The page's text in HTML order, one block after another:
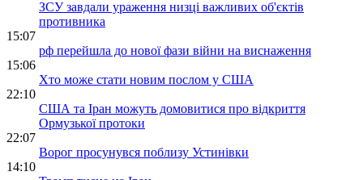
ЗСУ завдали ураження низці важливих об'єктів
противника
15:07
рф перейшла до нової фази війни на виснаження
15:06
Хто може стати новим послом у США
22:10
США та Іран можуть домовитися про відкриття
Ормузької протоки
22:07
Ворог просунувся поблизу Устинівки
14:10